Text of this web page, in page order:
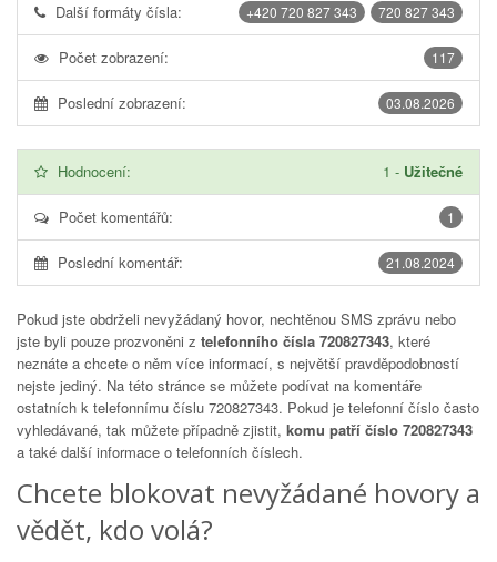
720 827 343
+420 720 827 343
Další formáty čísla:
117
Počet zobrazení:
03.08.2026
Poslední zobrazení:
Hodnocení: 1 - Užitečné
1
Počet komentářů:
21.08.2024
Poslední komentář:
Pokud jste obdrželi nevyžádaný hovor, nechtěnou SMS zprávu nebo
jste byli pouze prozvoněni z telefonního čísla 720827343, které
neznáte a chcete o něm více informací, s největší pravděpodobností
nejste jediný. Na této stránce se můžete podívat na komentáře
ostatních k telefonnímu číslu 720827343. Pokud je telefonní číslo často
vyhledávané, tak můžete případně zjistit, komu patří číslo 720827343
a také další informace o telefonních číslech.
Chcete blokovat nevyžádané hovory a
vědět, kdo volá?